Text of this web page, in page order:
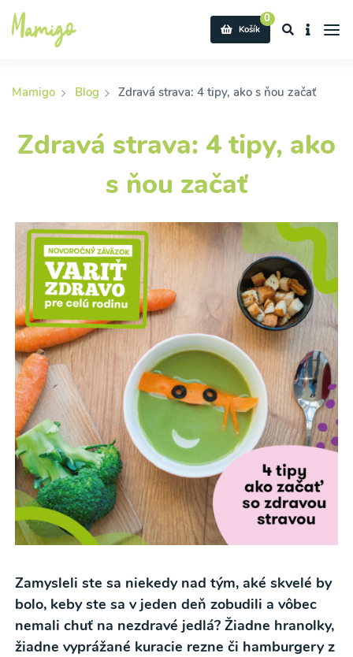
0
Košík
Mamigo Blog Zdravá strava: 4 tipy, ako s ňou začať
Zdravá strava: 4 tipy, ako
s ňou začať
Zamysleli ste sa niekedy nad tým, aké skvelé by
bolo, keby ste sa v jeden deň zobudili a vôbec
nemali chuť na nezdravé jedlá? Žiadne hranolky,
žiadne vyprážané kuracie rezne či hamburgery z